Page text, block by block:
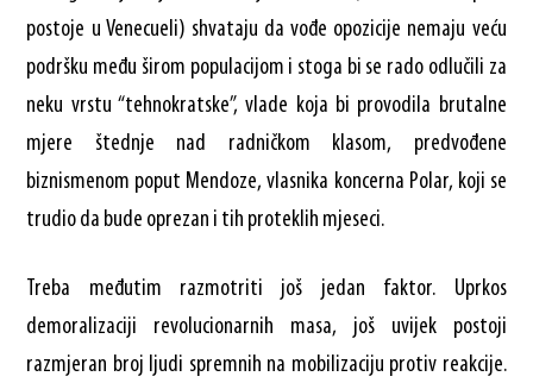
postoje u Venecueli) shvataju da vođe opozicije nemaju veću
podršku među širom populacijom i stoga bi se rado odlučili za
neku vrstu “tehnokratske”, vlade koja bi provodila brutalne
mjere štednje nad radničkom klasom, predvođene
biznismenom poput Mendoze, vlasnika koncerna Polar, koji se
trudio da bude oprezan i tih proteklih mjeseci.
Treba međutim razmotriti još jedan faktor. Uprkos
demoralizaciji revolucionarnih masa, još uvijek postoji
razmjeran broj ljudi spremnih na mobilizaciju protiv reakcije.